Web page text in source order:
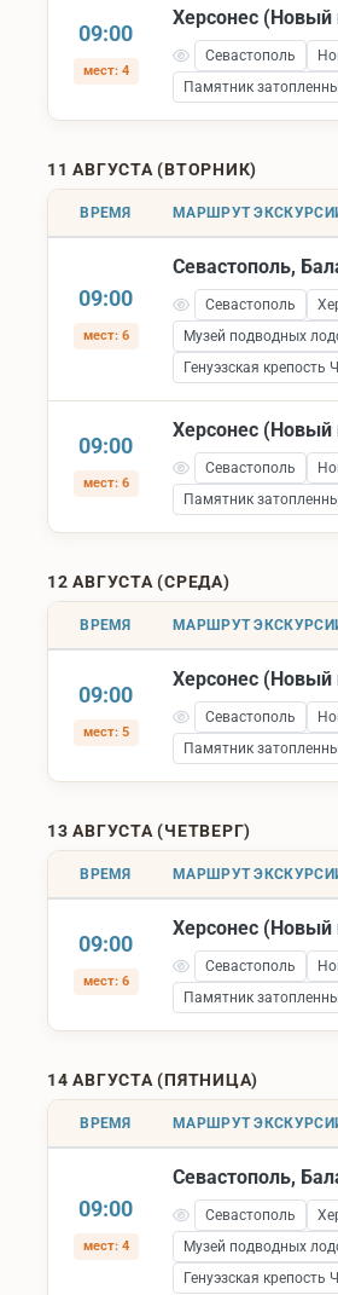
09:00
мест: 4
Херсонес (Новый
Севастополь
Памятник
11 АВГУСТА (ВТОРНИК)
ВРЕМЯ МАРШРУТ
09:00
мест: 6
Севастополь,
Севастополь
Музей подводных
Генуэзская крепость
09:00
мест: 6
Херсонес (Новый
Севастополь
Памятник
12 АВГУСТА (СРЕДА)
ВРЕМЯ МАРШРУТ
09:00
мест: 5
Херсонес (Новый
Севастополь
Памятник
13 АВГУСТА (ЧЕТВЕРГ)
ВРЕМЯ МАРШРУТ
09:00
мест: 6
Херсонес (Новый
Севастополь
Памятник
14 АВГУСТА (ПЯТНИЦА)
ВРЕМЯ МАРШРУТ
09:00
мест: 4
Севастополь,
Севастополь
Музей подводных
Генуэзская крепость